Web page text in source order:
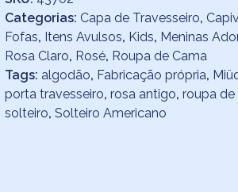
Categorias: Capa de Travesseiro,
Fofas, Itens Avulsos, Kids, Meninas
Rosa Claro, Rosé, Roupa de Cama
Tags: algodão, Fabricação própria,
porta travesseiro,rosa antigo,roupa
solteiro,Solteiro Americano